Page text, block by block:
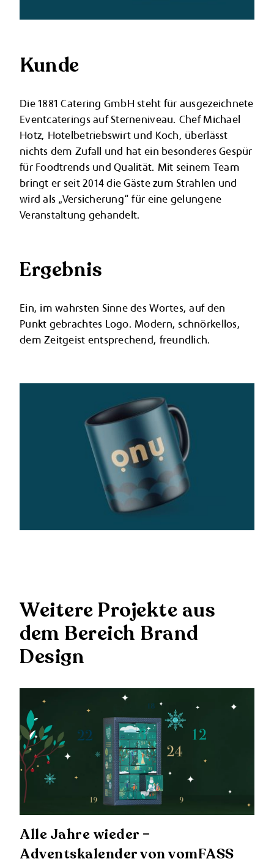
Kunde
Die 1881 Catering GmbH steht für ausgezeichnete
Eventcaterings auf Sterneniveau. Chef Michael
Hotz, Hotelbetriebswirt und Koch, überlässt
nichts dem Zufall und hat ein besonderes Gespür
für Foodtrends und Qualität. Mit seinem Team
bringt er seit 2014 die Gäste zum Strahlen und
wird als „Versicherung“ für eine gelungene
Veranstaltung gehandelt.
Ergebnis
Ein, im wahrsten Sinne des Wortes, auf den
Punkt gebrachtes Logo. Modern, schnörkellos,
dem Zeitgeist entsprechend, freundlich.
Weitere Projekte aus
dem Bereich Brand
Design
Alle Jahre wieder –
Adventskalender von vomFASS